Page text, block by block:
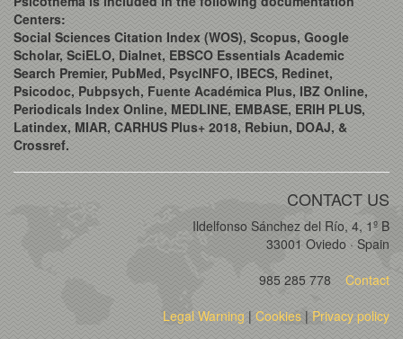
Centers:
Social Sciences Citation Index (WOS), Scopus, Google
Scholar, SciELO, Dialnet, EBSCO Essentials Academic
Search Premier, PubMed, PsycINFO, IBECS, Redinet,
Psicodoc, Pubpsych, Fuente Académica Plus, IBZ Online,
Periodicals Index Online, MEDLINE, EMBASE, ERIH PLUS,
Latindex, MIAR, CARHUS Plus+ 2018, Rebiun, DOAJ, &
Crossref.
CONTACT US
Ildelfonso Sánchez del Río, 4, 1º B
33001 Oviedo · Spain
985 285 778
Contact
Legal Warning | Cookies |Privacy policy